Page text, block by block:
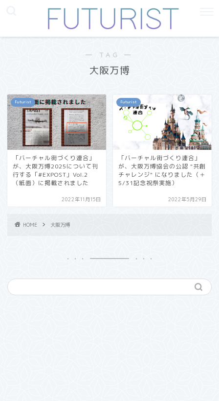
― TAG ―
大阪万博
Futurist
「バーチャル街づくり連合」
が、大阪万博2025について刊
行する「#EXPOST」Vol.2
（紙面）に掲載されました
2022年11月15日
Futurist
「バーチャル街づくり連合」
が、大阪万博協会の公認 "共創
チャレンジ" になりました（＋
5/31記念祝祭実施）
2022年5月29日
HOME 大阪万博